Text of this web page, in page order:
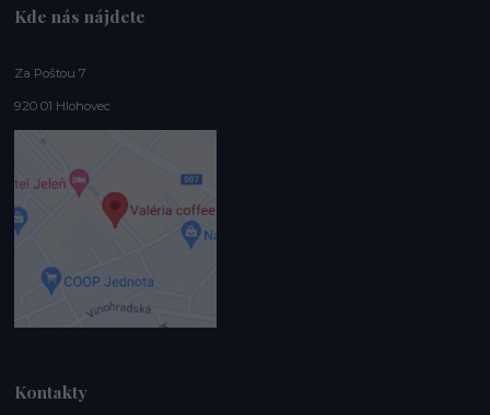
Kde nás nájdete
Za Poštou 7
920 01 Hlohovec
Kontakty